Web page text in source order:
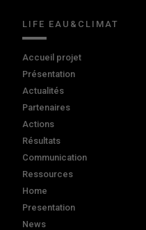
LIFE EAU&CLIMAT
Accueil projet
Présentation
Actualités
Partenaires
Actions
Résultats
Communication
Ressources
Home
Presentation
News